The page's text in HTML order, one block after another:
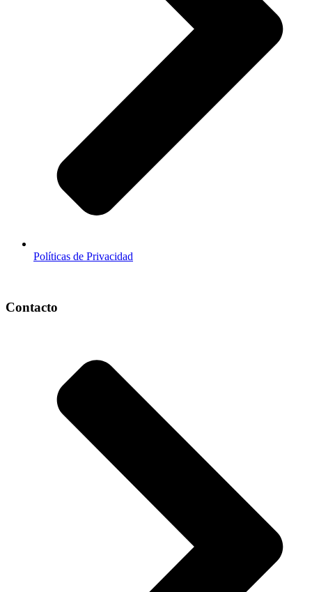
Políticas de Privacidad
Contacto